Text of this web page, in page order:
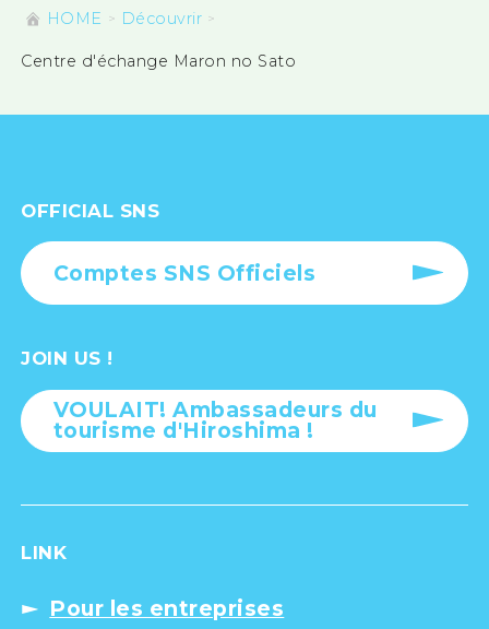
HOME Découvrir
Centre d'échange Maron no Sato
OFFICIAL SNS
Comptes SNS Officiels
JOIN US !
VOULAIT! Ambassadeurs du
tourisme d'Hiroshima !
LINK
Pour les entreprises